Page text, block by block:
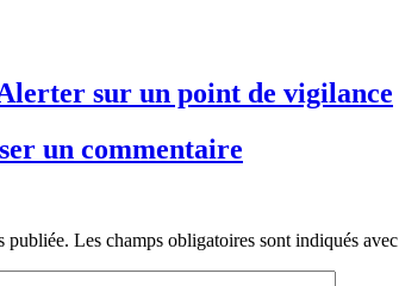
sur un point de vigilance
un commentaire
publiée. Les champs obligatoires sont indiqués avec